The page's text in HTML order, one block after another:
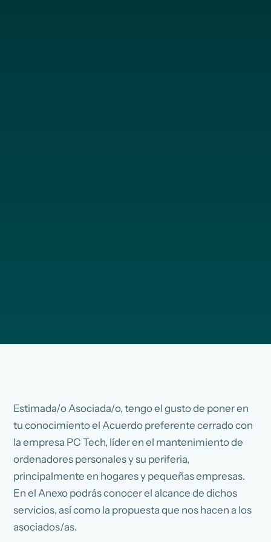
Estimada/o Asociada/o, tengo el gusto de poner en
tu conocimiento el Acuerdo preferente cerrado con
la empresa PC Tech, líder en el mantenimiento de
ordenadores personales y su periferia,
principalmente en hogares y pequeñas empresas.
En el Anexo podrás conocer el alcance de dichos
servicios, así como la propuesta que nos hacen a los
asociados/as.